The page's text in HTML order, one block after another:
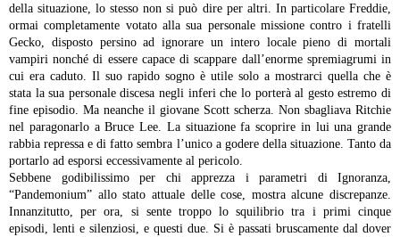
della situazione, lo stesso non si può dire per altri. In particolare Freddie,
ormai completamente votato alla sua personale missione contro i fratelli
Gecko, disposto persino ad ignorare un intero locale pieno di mortali
vampiri nonché di essere capace di scappare dall’enorme spremiagrumi in
cui era caduto. Il suo rapido sogno è utile solo a mostrarci quella che è
stata la sua personale discesa negli inferi che lo porterà al gesto estremo di
fine episodio. Ma neanche il giovane Scott scherza. Non sbagliava Ritchie
nel paragonarlo a Bruce Lee. La situazione fa scoprire in lui una grande
rabbia repressa e di fatto sembra l’unico a godere della situazione. Tanto da
portarlo ad esporsi eccessivamente al pericolo.
Sebbene godibilissimo per chi apprezza i parametri di Ignoranza,
“Pandemonium” allo stato attuale delle cose, mostra alcune discrepanze.
Innanzitutto, per ora, si sente troppo lo squilibrio tra i primi cinque
episodi, lenti e silenziosi, e questi due. Si è passati bruscamente dal dover